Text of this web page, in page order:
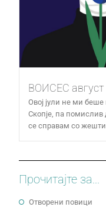
ВОИСЕС август
Овој јули не ми
Скопје, па
се справам со
Прочитајте за...
Отворени повици